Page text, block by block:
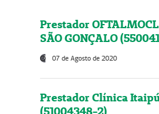
Prestador
SÃO GONÇALO
07 de Agosto de 2020
Prestador Clínica